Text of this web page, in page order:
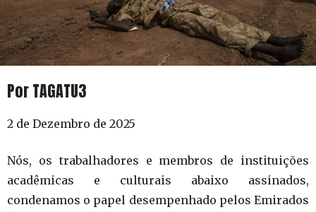
Por TAGATU3
2 de Dezembro de 2025
Nós, os trabalhadores e membros de instituições
acadêmicas e culturais abaixo assinados,
condenamos o papel desempenhado pelos Emirados